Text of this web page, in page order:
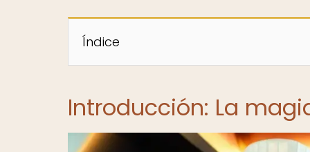
Índice
Introducción: La